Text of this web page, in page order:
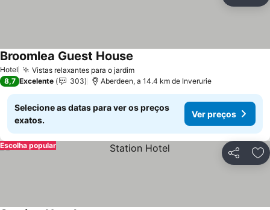
Hotel Vistas relaxantes para o jardim
Broomlea Guest House
8,7 Excelente 303 Aberdeen, a 14.4 km de Inverurie
Selecione as datas para ver os preços
exatos.
Ver preços
Partilhar
Escolha popular